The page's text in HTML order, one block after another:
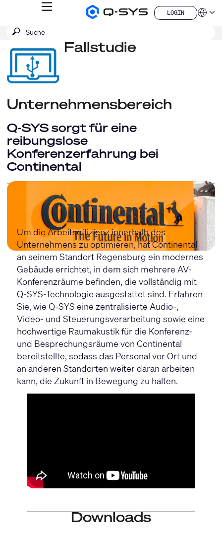
Q-
Homepage
MENÜ
LOGIN
LOGIN
QSYS.com (English)
Deutsch
Español
Français
한국어
China (中文)
Suche
SUCHE
Fallstudie
Unternehmensbereich
Q-SYS sorgt für eine
reibungslose
Konferenzerfahrung bei
Continental
Um die Arbeitseffizienz innerhalb des
Unternehmens zu optimieren, hat Continental
an seinem Standort Regensburg ein modernes
Gebäude errichtet, in dem sich mehrere AV-
Konferenzräume befinden, die vollständig mit
Q-SYS-Technologie ausgestattet sind. Erfahren
Sie, wie Q-SYS eine zentralisierte Audio-,
Video- und Steuerungsverarbeitung sowie eine
hochwertige Raumakustik für die Konferenz-
und Besprechungsräume von Continental
bereitstellte, sodass das Personal vor Ort und
an anderen Standorten weiter daran arbeiten
kann, die Zukunft in Bewegung zu halten.
Downloads